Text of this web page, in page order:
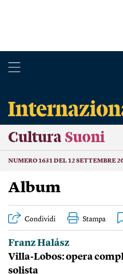
Cultura Suoni
NUMERO 1631 DEL 12 SETTEMBRE
Album
Condividi Stampa
Franz Halász
Villa-Lobos: opera
solista